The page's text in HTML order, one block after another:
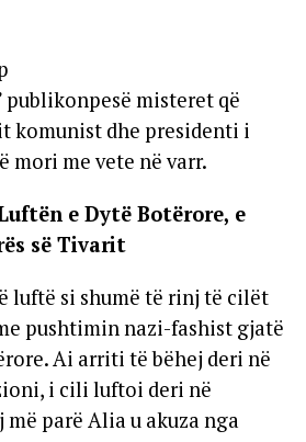
publikonpesë misteret që
komunist dhe presidenti i
mori me vete në varr.
e Dytë Botërore, e
së Tivarit
luftë si shumë të rinj të cilët
pushtimin nazi-fashist gjatë
Ai arriti të bëhej deri në
i cili luftoi deri në
më parë Alia u akuza nga